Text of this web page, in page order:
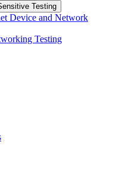
Testing
Device and Network
Testing